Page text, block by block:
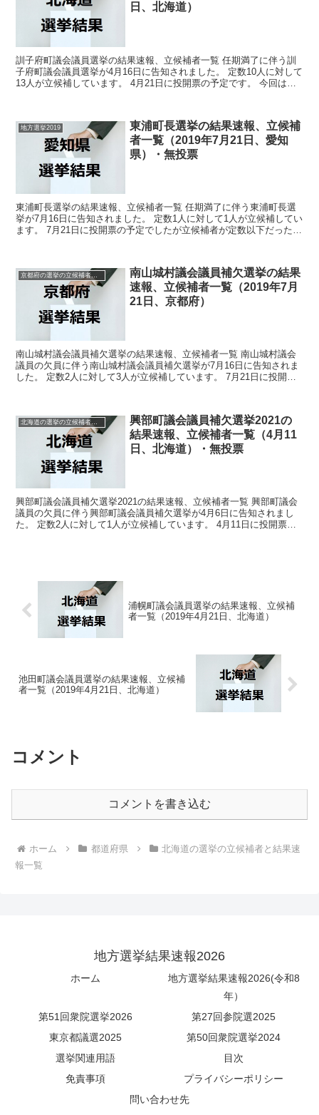
日、北海道）
訓子府町議会議員選挙の結果速報、立候補者一覧 任期満了に伴う訓
子府町議会議員選挙が4月16日に告知されました。 定数10人に対して
13人が立候補しています。 4月21日に投開票の予定です。 今回はこ
地方選挙2019
東浦町長選挙の結果速報、立候補
者一覧（2019年7月21日、愛知
県）・無投票
東浦町長選挙の結果速報、立候補者一覧 任期満了に伴う東浦町長選
挙が7月16日に告知されました。 定数1人に対して1人が立候補してい
ます。 7月21日に投開票の予定でしたが立候補者が定数以下だったの
京都府の選挙の立候補者と結果速報一覧
南山城村議会議員補欠選挙の結果
速報、立候補者一覧（2019年7月
21日、京都府）
南山城村議会議員補欠選挙の結果速報、立候補者一覧 南山城村議会
議員の欠員に伴う南山城村議会議員補欠選挙が7月16日に告知されま
した。 定数2人に対して3人が立候補しています。 7月21日に投開票
北海道の選挙の立候補者と結果速報一覧
興部町議会議員補欠選挙2021の
結果速報、立候補者一覧（4月11
日、北海道）・無投票
興部町議会議員補欠選挙2021の結果速報、立候補者一覧 興部町議会
議員の欠員に伴う興部町議会議員補欠選挙が4月6日に告知されまし
た。 定数2人に対して1人が立候補しています。 4月11日に投開票の
浦幌町議会議員選挙の結果速報、立候補
者一覧（2019年4月21日、北海道）
池田町議会議員選挙の結果速報、立候補
者一覧（2019年4月21日、北海道）
コメント
コメントを書き込む
ホーム 都道府県
北海道の選挙の立候補者と結果速
報一覧
地方選挙結果速報2026
ホーム
地方選挙結果速報2026(令和8
年）
第51回衆院選挙2026
第27回参院選2025
東京都議選2025
第50回衆院選挙2024
選挙関連用語
目次
免責事項
プライバシーポリシー
問い合わせ先